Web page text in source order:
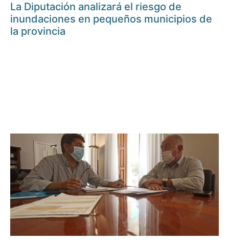
La Diputación analizará el riesgo de
inundaciones en pequeños municipios de
la provincia